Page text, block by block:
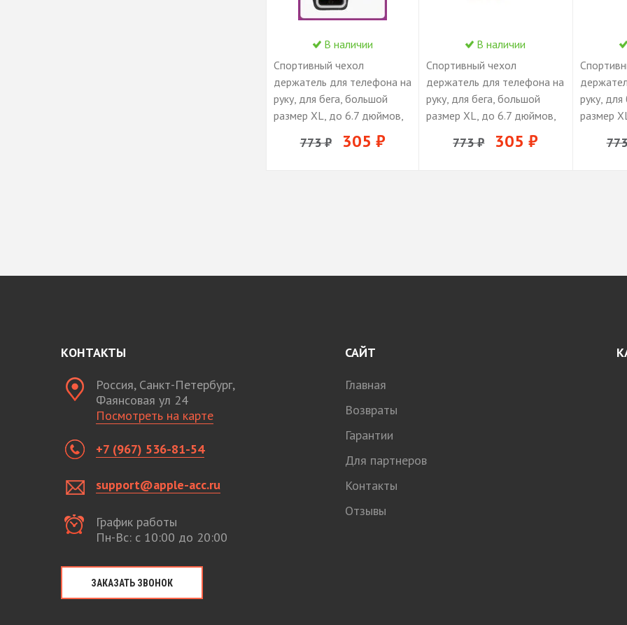
В наличии
Спортивный чехол
держатель для телефона на
руку, для бега, большой
размер XL, до 6.7 дюймов,
773 ₽ 305 ₽
В наличии
Спортивный чехол
держатель для телефона на
руку, для бега, большой
размер XL, до 6.7 дюймов,
773 ₽ 305 ₽
руку,
размер
КОНТАКТЫ
Россия, Санкт-Петербург,
Фаянсовая ул 24
Посмотреть на карте
+7 (967) 536-81-54
support@apple-acc.ru
График работы
Пн-Вс: с 10:00 до 20:00
ЗАКАЗАТЬ ЗВОНОК
САЙТ
Главная
Возвраты
Гарантии
Для партнеров
Контакты
Отзывы